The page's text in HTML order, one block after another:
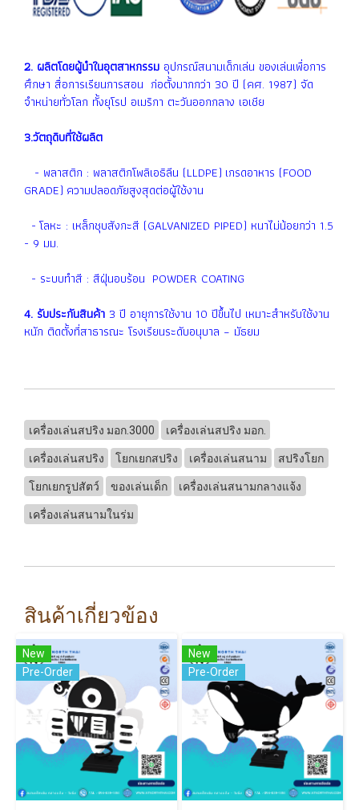
2. ผลิตโดยผู้นำในอุตสาหกรรม อุปกรณ์สนามเด็กเล่น ของเล่นเพื่อการ
ศึกษา สื่อการเรียนการสอน ก่อตั้งมากกว่า 30 ปี (คศ. 1987) จัด
จำหน่ายทั่วโลก ทั้งยุโรป อเมริกา ตะวันออกกลาง เอเชีย
3.วัตถุดิบที่ใช้ผลิต
- พลาสติก : พลาสติกโพลิเอธิลีน (LLDPE) เกรดอาหาร (FOOD
GRADE) ความปลอดภัยสูงสุดต่อผู้ใช้งาน
- โลหะ : เหล็กชุบสังกะสี (GALVANIZED PIPED) หนาไม่น้อยกว่า 1.5
- 9 มม.
- ระบบทำสี : สีฝุ่นอบร้อน POWDER COATING
4. รับประกันสินค้า 3 ปี อายุการใช้งาน 10 ปีขึ้นไป เหมาะสำหรับใช้งาน
หนัก ติดตั้งที่สาธารณะ โรงเรียนระดับอนุบาล – มัธยม
เครื่องเล่นสปริง มอก.3000 เครื่องเล่นสปริง มอก.
เครื่องเล่นสปริง โยกเยกสปริง เครื่องเล่นสนาม สปริงโยก
โยกเยกรูปสัตว์ ของเล่นเด็ก เครื่องเล่นสนามกลางแจ้ง
เครื่องเล่นสนามในร่ม
สินค้าเกี่ยวข้อง
New
Pre-Order
New
Pre-Order